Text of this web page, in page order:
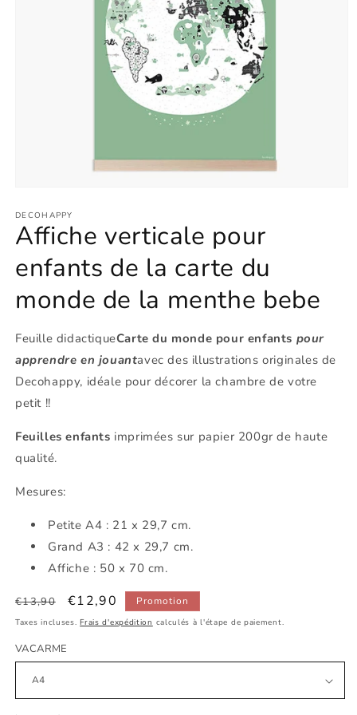
média
dans
fenêtre
modale
DECOHAPPY
Affiche verticale pour
enfants de la carte du
monde de la menthe bebe
Feuille didactiqueCarte du monde pour enfants pour
apprendre en jouantavec des illustrations originales de
Decohappy, idéale pour décorer la chambre de votre
petit !!
Feuilles enfants imprimées sur papier 200gr de haute
qualité.
Mesures:
Petite A4 : 21 x 29,7 cm.
Grand A3 : 42 x 29,7 cm.
Affiche : 50 x 70 cm.
Prix
habituel
€13,90
Prix
promotionnel
€12,90 Promotion
Taxes incluses.Frais d'expédition calculés à l'étape de paiement.
VACARME